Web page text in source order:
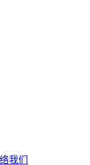
我们